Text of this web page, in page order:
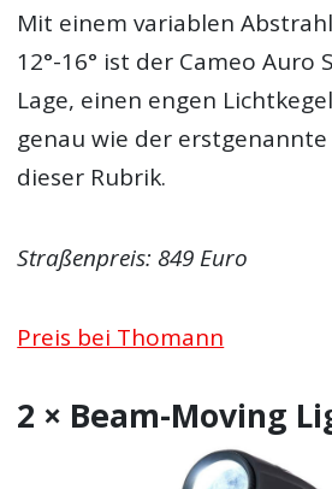
Mit einem variablen
12°-16° ist der Cameo Auro
Lage, einen engen
genau wie der
dieser Rubrik.
Straßenpreis: 849 Euro
Preis bei Thomann
2 × Beam-Moving